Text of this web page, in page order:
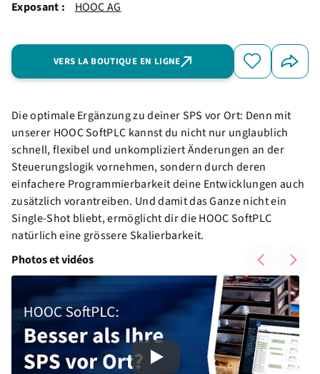
Exposant : HOOC AG
VERS LA BOUTIQUE EN LIGNE
Die optimale Ergänzung zu deiner SPS vor Ort: Denn mit
unserer HOOC SoftPLC kannst du nicht nur unglaublich
schnell, flexibel und unkompliziert Änderungen an der
Steuerungslogik vornehmen, sondern durch deren
einfachere Programmierbarkeit deine Entwicklungen auch
zusätzlich vorantreiben. Und damit das Ganze nicht ein
Single-Shot bliebt, ermöglicht dir die HOOC SoftPLC
natürlich eine grössere Skalierbarkeit.
Play
Photos et vidéos